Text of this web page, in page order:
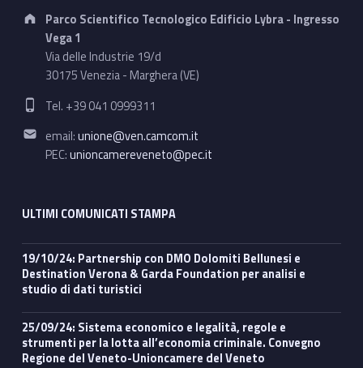
Address:
Parco Scientifico Tecnologico Edificio Lybra - Ingresso
Vega 1
Via delle Industrie 19/d
30175 Venezia - Marghera (VE)
Phone number:
Tel. +39 041 0999311
Email address:
email:unione@ven.camcom.it
PEC:unioncamereveneto@pec.it
ULTIMI COMUNICATI STAMPA
19/10/24: Partnership con DMO Dolomiti Bellunesi e
Destination Verona & Garda Foundation per analisi e
studio di dati turistici
25/09/24: Sistema economico e legalità, regole e
strumenti per la lotta all’economia criminale. Convegno
Regione del Veneto-Unioncamere del Veneto